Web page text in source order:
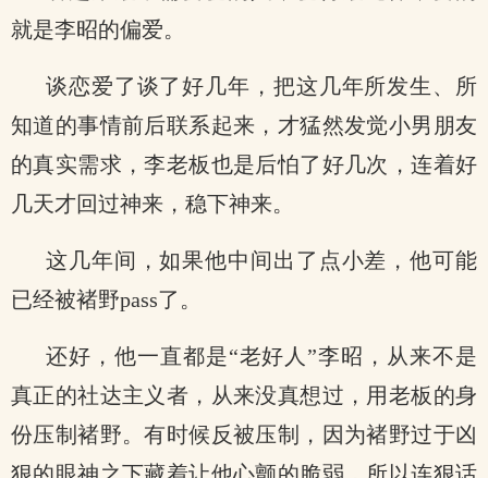
就是李昭的偏爱。
谈恋爱了谈了好几年，把这几年所发生、所
知道的事情前后联系起来，才猛然发觉小男朋友
的真实需求，李老板也是后怕了好几次，连着好
几天才回过神来，稳下神来。
这几年间，如果他中间出了点小差，他可能
已经被褚野pass了。
还好，他一直都是“老好人”李昭，从来不是
真正的社达主义者，从来没真想过，用老板的身
份压制褚野。有时候反被压制，因为褚野过于凶